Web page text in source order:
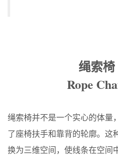
绳索椅
Rope
绳索椅并不是一个实心的体量
了座椅扶手和靠背的轮廓。这
换为三维空间，使线条在空间